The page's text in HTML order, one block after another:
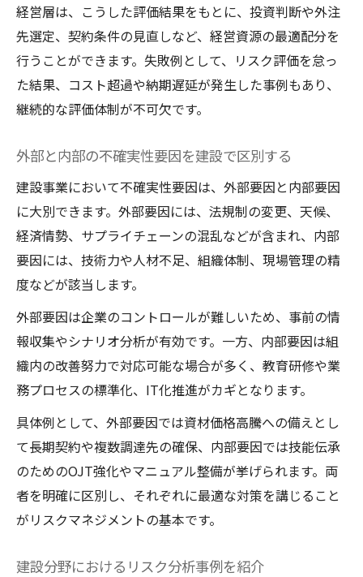
経営層は、こうした評価結果をもとに、投資判断や外注
先選定、契約条件の見直しなど、経営資源の最適配分を
行うことができます。失敗例として、リスク評価を怠っ
た結果、コスト超過や納期遅延が発生した事例もあり、
継続的な評価体制が不可欠です。
外部と内部の不確実性要因を建設で区別する
建設事業において不確実性要因は、外部要因と内部要因
に大別できます。外部要因には、法規制の変更、天候、
経済情勢、サプライチェーンの混乱などが含まれ、内部
要因には、技術力や人材不足、組織体制、現場管理の精
度などが該当します。
外部要因は企業のコントロールが難しいため、事前の情
報収集やシナリオ分析が有効です。一方、内部要因は組
織内の改善努力で対応可能な場合が多く、教育研修や業
務プロセスの標準化、IT化推進がカギとなります。
具体例として、外部要因では資材価格高騰への備えとし
て長期契約や複数調達先の確保、内部要因では技能伝承
のためのOJT強化やマニュアル整備が挙げられます。両
者を明確に区別し、それぞれに最適な対策を講じること
がリスクマネジメントの基本です。
建設分野におけるリスク分析事例を紹介